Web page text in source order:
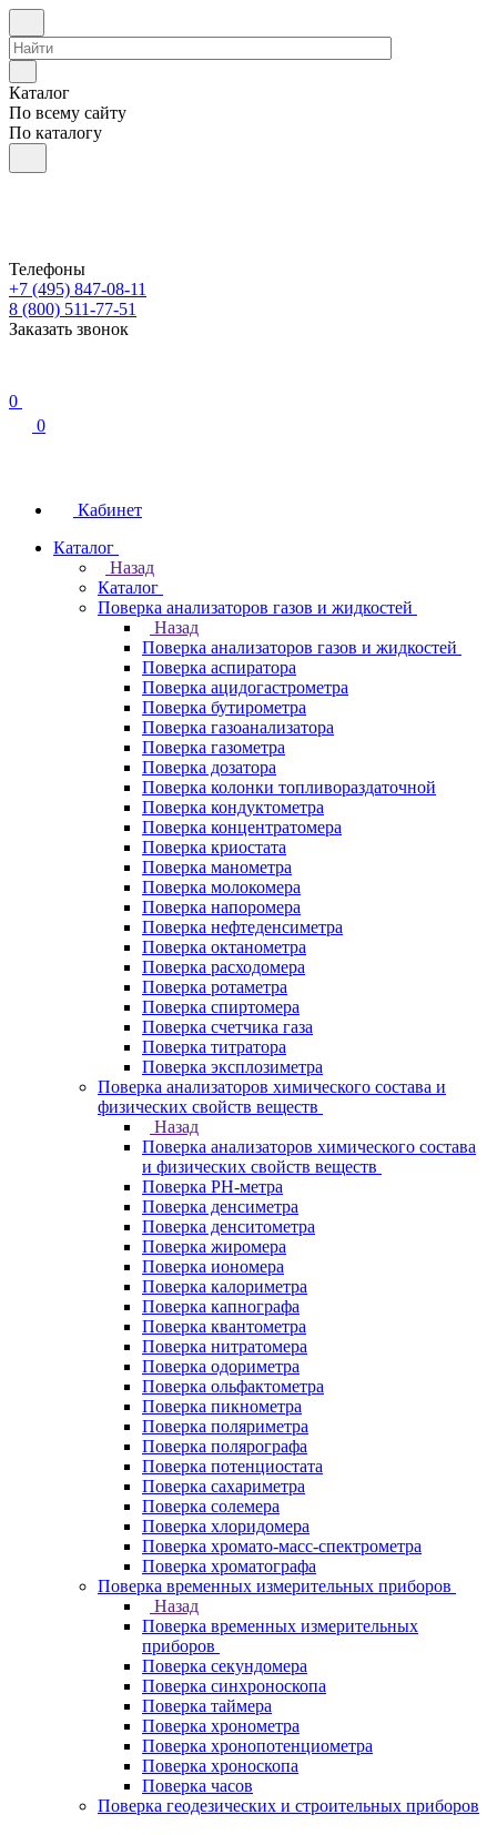
Каталог
По всему сайту
По каталогу
Телефоны
+7 (495) 847-08-11
8 (800) 511-77-51
Заказать звонок
0
0
Кабинет
Каталог
Назад
Каталог
Поверка анализаторов газов и жидкостей
Назад
Поверка анализаторов газов и жидкостей
Поверка аспиратора
Поверка ацидогастрометра
Поверка бутирометра
Поверка газоанализатора
Поверка газометра
Поверка дозатора
Поверка колонки топливораздаточной
Поверка кондуктометра
Поверка концентратомера
Поверка криостата
Поверка манометра
Поверка молокомера
Поверка напоромера
Поверка нефтеденсиметра
Поверка октанометра
Поверка расходомера
Поверка ротаметра
Поверка спиртомера
Поверка счетчика газа
Поверка титратора
Поверка эксплозиметра
Поверка анализаторов химического состава и
физических свойств веществ
Назад
Поверка анализаторов химического состава
и физических свойств веществ
Поверка PH-метра
Поверка денсиметра
Поверка денситометра
Поверка жиромера
Поверка иономера
Поверка калориметра
Поверка капнографа
Поверка квантометра
Поверка нитратомера
Поверка одориметра
Поверка ольфактометра
Поверка пикнометра
Поверка поляриметра
Поверка полярографа
Поверка потенциостата
Поверка сахариметра
Поверка солемера
Поверка хлоридомера
Поверка хромато-масс-спектрометра
Поверка хроматографа
Поверка временных измерительных приборов
Назад
Поверка временных измерительных
приборов
Поверка секундомера
Поверка синхроноскопа
Поверка таймера
Поверка хронометра
Поверка хронопотенциометра
Поверка хроноскопа
Поверка часов
Поверка геодезических и строительных приборов